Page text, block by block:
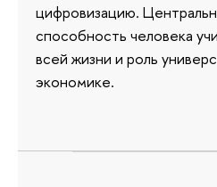
цифровизацию.
способность человека
всей жизни и роль
экономике.